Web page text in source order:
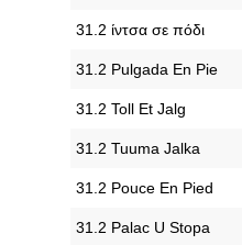
‎31.2 ίντσα σε πόδι
‎31.2 Pulgada En Pie
‎31.2 Toll Et Jalg
‎31.2 Tuuma Jalka
‎31.2 Pouce En Pied
‎31.2 Palac U Stopa